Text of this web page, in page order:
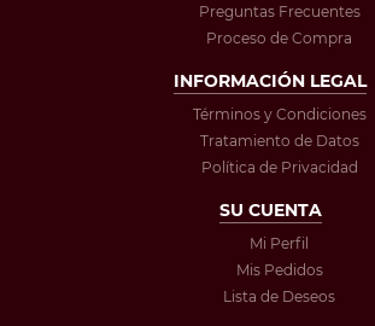
Preguntas Frecuentes
Proceso de Compra
INFORMACIÓN LEGAL
Términos y Condiciones
Tratamiento de Datos
Política de Privacidad
SU CUENTA
Mi Perfil
Mis Pedidos
Lista de Deseos